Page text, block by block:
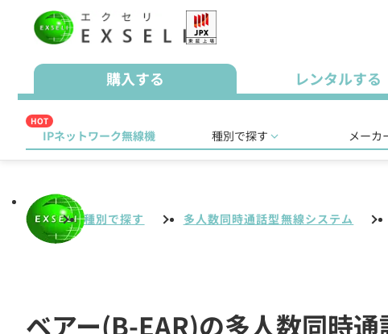
購入する レンタルする
HOT
IPネットワーク無線機 種別で探す メーカ
種別で探す 多人数同時通話型無線システム
ベアー(B-EAR)の多人数同時